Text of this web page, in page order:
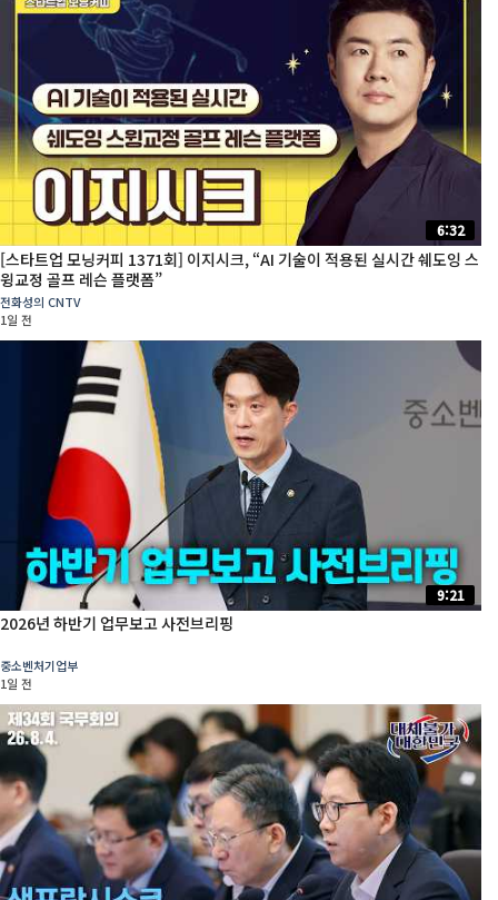
6:32
[스타트업 모닝커피 1371회] 이지시크, “AI 기술이 적용된 실시간 쉐도잉 스
윙교정 골프 레슨 플랫폼”
전화성의 CNTV
1일 전
9:21
2026년 하반기 업무보고 사전브리핑
중소벤처기업부
1일 전